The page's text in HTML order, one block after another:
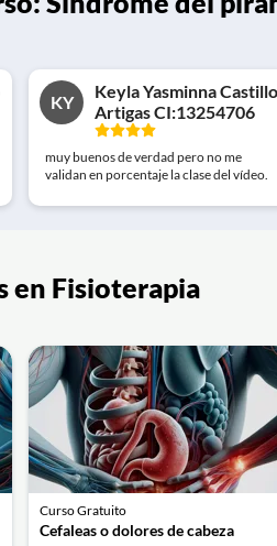
KY
Keyla Yasminna Castillo
Artigas CI:13254706
muy buenos de verdad pero no me
validan en porcentaje la clase del vídeo.
en Fisioterapia
Curso Gratuito
Cefaleas o dolores de cabeza